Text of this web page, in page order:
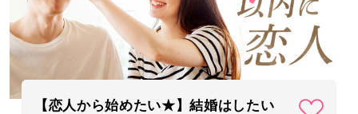
【恋人から始めたい★】結婚はしたい